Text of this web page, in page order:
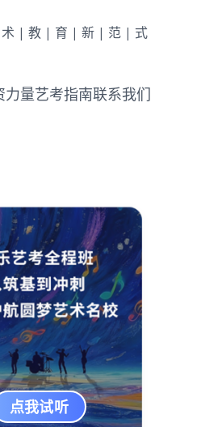
|教|育|新|范|式
力量艺考指南联系我们
点我试听